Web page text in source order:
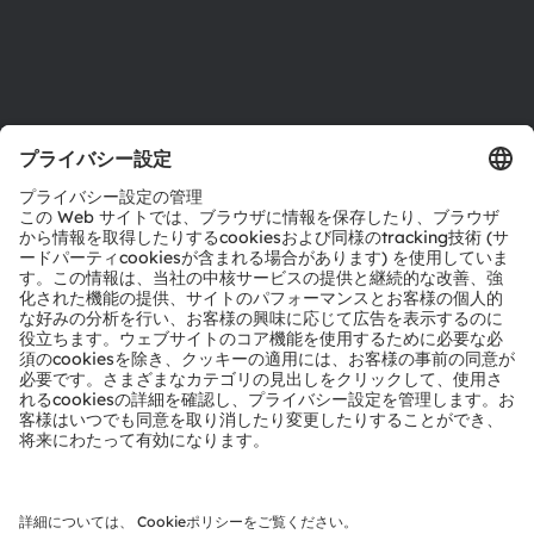
お問い合わせ
テクニカルサポート
パートナーネットワーク
通報
© 2026 ams-OSRAM AG. All rights reserved.
プライバシーポリシー 利用規約 取引条件